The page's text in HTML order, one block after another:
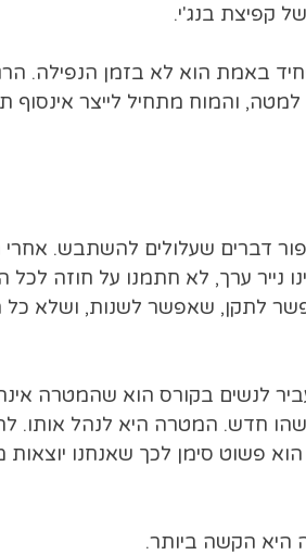
קפיצת בנג'י.
באמת הוא לא בזמן הנפילה.
והמוח מתחיל לייצר אינסוף
דברים שעלולים להשתבש. אחרי
נייר ערך, לא חתמנו על חוזה לכל
לתקן, שאפשר לשנות, ושלא כל
לנשים בקורס הוא שהמטרה
חדש. המטרה היא לנהל אותו.
פשוט סימן לכך שאנחנו יוצאות
היא הקשה ביותר.